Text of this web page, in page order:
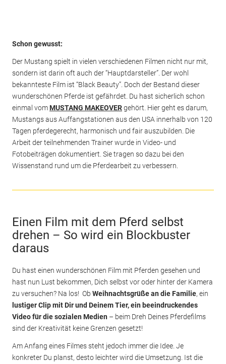
Schon gewusst:
Der Mustang spielt in vielen verschiedenen Filmen nicht nur mit,
sondern ist darin oft auch der “Hauptdarsteller”. Der wohl
bekannteste Film ist “Black Beauty”. Doch der Bestand dieser
wunderschönen Pferde ist gefährdet. Du hast sicherlich schon
einmal vomMUSTANG MAKEOVERgehört. Hier geht es darum,
Mustangs aus Auffangstationen aus den USA innerhalb von 120
Tagen pferdegerecht, harmonisch und fair auszubilden. Die
Arbeit der teilnehmenden Trainer wurde in Video- und
Fotobeiträgen dokumentiert. Sie tragen so dazu bei den
Wissenstand rund um die Pferdearbeit zu verbessern.
Einen Film mit dem Pferd selbst
drehen – So wird ein Blockbuster
daraus
Du hast einen wunderschönen Film mit Pferden gesehen und
hast nun Lust bekommen, Dich selbst vor oder hinter der Kamera
zu versuchen? Na los! Ob Weihnachtsgrüße an die Familie, ein
lustiger Clip mit Dir und Deinem Tier, ein beeindruckendes
Video für die sozialen Medien – beim Dreh Deines Pferdefilms
sind der Kreativität keine Grenzen gesetzt!
Am Anfang eines Filmes steht jedoch immer die Idee. Je
konkreter Du planst, desto leichter wird die Umsetzung. Ist die